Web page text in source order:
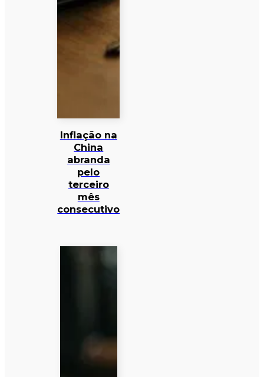
Inflação na
China
abranda
pelo
terceiro
mês
consecutivo